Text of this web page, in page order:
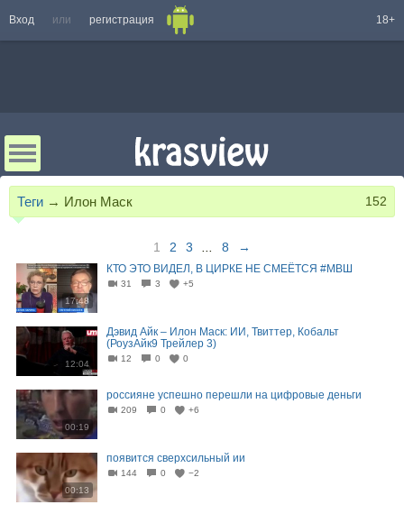
Вход или регистрация 18+
Теги → Илон Маск 152
1 2 3 8 →
17:48
КТО ЭТО ВИДЕЛ, В ЦИРКЕ НЕ СМЕЁТСЯ #МВШ
31 3 +5
12:04
Дэвид Айк – Илон Маск: ИИ, Твиттер, Кобальт
(РоузАйк9 Трейлер 3)
12 0 0
00:19
россияне успешно перешли на цифровые деньги
209 0 +6
00:13
появится сверхсильный ии
144 0 −2